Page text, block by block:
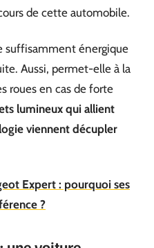
de cette automobile.
suffisamment énergique
Aussi, permet-elle à la
roues en cas de forte
lumineux qui allient
viennent décupler
Expert : pourquoi ses
?